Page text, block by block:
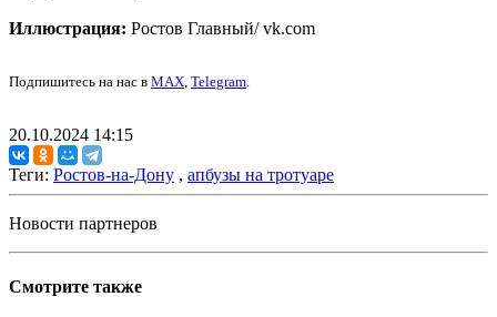
Иллюстрация: Ростов Главный/ vk.com
Подпишитесь на нас в MAX, Telegram.
20.10.2024 14:15
Теги: Ростов-на-Дону , апбузы на тротуаре
Новости партнеров
Смотрите также